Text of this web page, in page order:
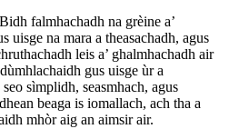
falmhachadh na grèine a’
uisge na mara a theasachadh, agus
leis a’ ghalmhachadh air
gus uisge ùr a
sìmplidh, seasmhach, agus
beaga is iomallach, ach tha a
mhòr aig an aimsir air.